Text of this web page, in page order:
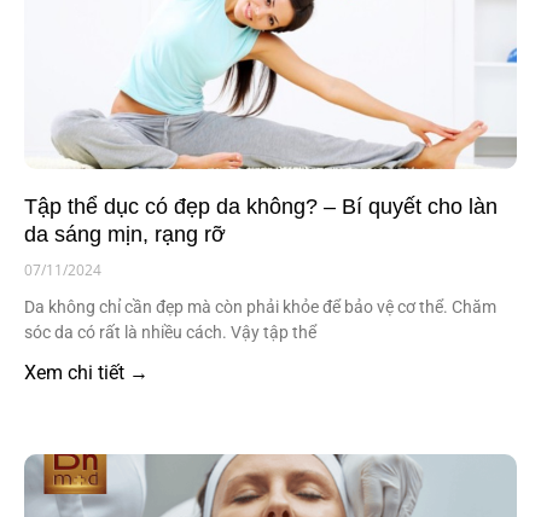
Tập thể dục có đẹp da không? – Bí quyết cho làn
da sáng mịn, rạng rỡ
07/11/2024
Da không chỉ cần đẹp mà còn phải khỏe để bảo vệ cơ thể. Chăm
sóc da có rất là nhiều cách. Vậy tập thể
Xem chi tiết →